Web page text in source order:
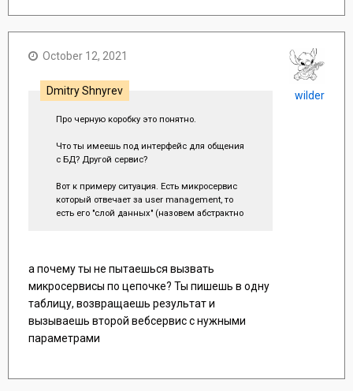
October 12, 2021
Dmitry Shnyrev
Про черную коробку это понятно.
Что ты имеешь под интерфейс для общения
с БД? Другой сервис?
Вот к примеру ситуация. Есть микросервис
который отвечает за user management, то
есть его "слой данных" (назовем абстрактно
него тоже свой слой данные - сообщения.
Вот надо сохранить сообщения от
определенного пользователя и
пользователю записать счетчик его
сообщений. Если у нас маналит, то все
из Post на User. Все просто. Если у нас два
а почему ты не пытаешься вызвать
микросервисы по цепочке? Ты пишешь в одну
таблицу, возвращаешь результат и
вызываешь второй вебсервис с нужными
параметрами
wilder